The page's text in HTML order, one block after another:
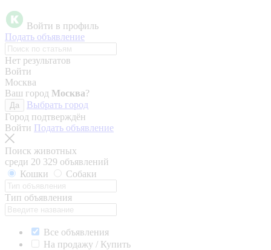
Войти в профиль
Подать объявление
Нет результатов
Войти
Москва
Ваш город Москва?
Да
Выбрать город
Город подтверждён
Войти Подать объявление
Поиск животных
среди 20 329 объявлений
Кошки
Собаки
Тип объявления
Все объявления
На продажу / Купить